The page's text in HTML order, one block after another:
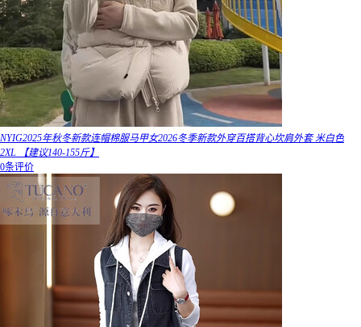
NYIG2025年秋冬新款连帽棉服马甲女2026冬季新款外穿百搭背心坎肩外套 米白色
2XL 【建议140-155斤】
0条评价